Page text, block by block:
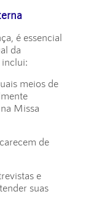
é essencial
da
meios de
Missa
de
e
suas